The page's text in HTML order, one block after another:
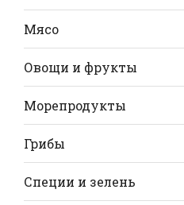
Мясо
Овощи и фрукты
Морепродукты
Грибы
Специи и зелень